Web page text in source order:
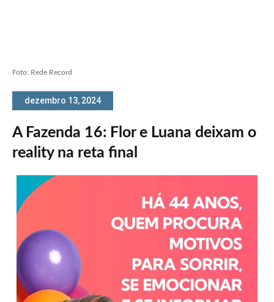
Foto: Rede Record
dezembro 13, 2024
A Fazenda 16: Flor e Luana deixam o
reality na reta final